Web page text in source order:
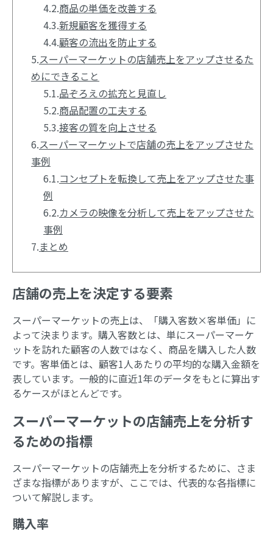
4.2.商品の単価を改善する
4.3.新規顧客を獲得する
4.4.顧客の流出を防止する
5.スーパーマーケットの店舗売上をアップさせるた
めにできること
5.1.品ぞろえの拡充と見直し
5.2.商品配置の工夫する
5.3.接客の質を向上させる
6.スーパーマーケットで店舗の売上をアップさせた
事例
6.1.コンセプトを転換して売上をアップさせた事
例
6.2.カメラの映像を分析して売上をアップさせた
事例
7.まとめ
店舗の売上を決定する要素
スーパーマーケットの売上は、「購入客数×客単価」に
よって決まります。購入客数とは、単にスーパーマーケ
ットを訪れた顧客の人数ではなく、商品を購入した人数
です。客単価とは、顧客1人あたりの平均的な購入金額を
表しています。一般的に直近1年のデータをもとに算出す
るケースがほとんどです。
スーパーマーケットの店舗売上を分析す
るための指標
スーパーマーケットの店舗売上を分析するために、さま
ざまな指標がありますが、ここでは、代表的な各指標に
ついて解説します。
購入率